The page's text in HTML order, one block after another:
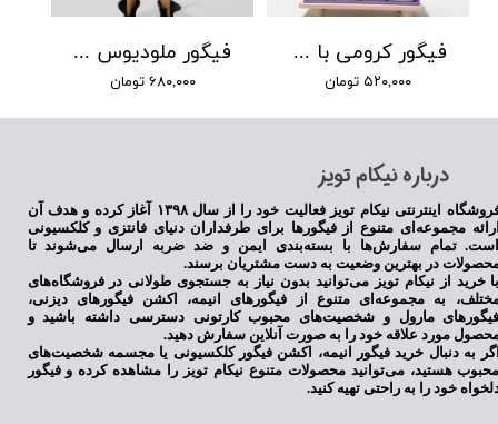
فیگور ملودیوس انیمه هفت گناه کبیره
۶۸۰,۰۰۰ تومان
فیگور کرومی با میز تقویم دار
۵۲۰,۰۰۰ تومان
​درباره نیکام تویز
فروشگاه اینترنتی نیکام تویز فعالیت خود را از سال ۱۳۹۸ آغاز کرده و هدف آن
مجموعه‌ای متنوع از فیگورها برای طرفداران دنیای فانتزی و کلکسیونی
تمام سفارش‌ها با بسته‌بندی ایمن و ضد ضربه ارسال می‌شوند تا
در بهترین وضعیت به دست مشتریان برسند.
خرید از نیکام تویز می‌توانید بدون نیاز به جستجوی طولانی در فروشگاه‌های
به مجموعه‌ای متنوع از فیگورهای انیمه، اکشن فیگورهای دیزنی،
مارول و شخصیت‌های محبوب کارتونی دسترسی داشته باشید و
مورد علاقه خود را به صورت آنلاین سفارش دهید.
به دنبال خرید فیگور انیمه، اکشن فیگور کلکسیونی یا مجسمه شخصیت‌های
هستید، می‌توانید محصولات متنوع نیکام تویز را مشاهده کرده و فیگور
خود را به راحتی تهیه کنید.